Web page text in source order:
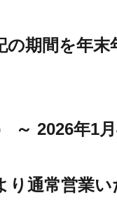
の期間を年末
～ 2026年1月
り通常営業い